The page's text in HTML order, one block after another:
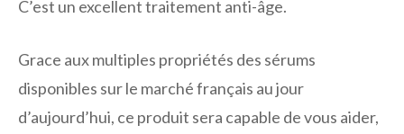
C’est un excellent traitement anti-âge.
Grace aux multiples propriétés des sérums
disponibles sur le marché français au jour
d’aujourd’hui, ce produit sera capable de vous aider,